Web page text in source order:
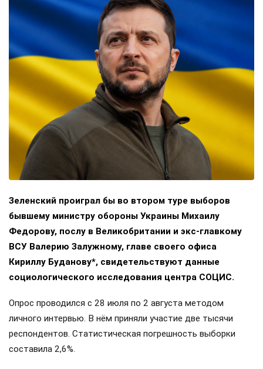
Зеленский проиграл бы во втором туре выборов
бывшему министру обороны Украины Михаилу
Федорову, послу в Великобритании и экс-главкому
ВСУ Валерию Залужному, главе своего офиса
Кириллу Буданову*, свидетельствуют данные
социологического исследования центра СОЦИС.
Опрос проводился с 28 июля по 2 августа методом
личного интервью. В нём приняли участие две тысячи
респондентов. Статистическая погрешность выборки
составила 2,6%.